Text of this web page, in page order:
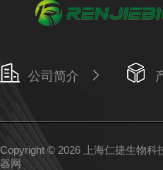
公司简介
Copyright © 2026 上海仁捷生物
器网